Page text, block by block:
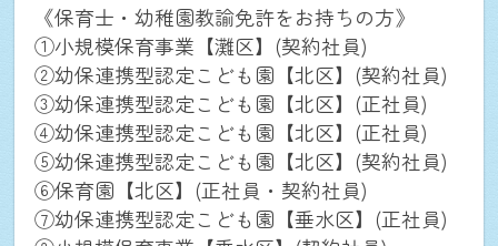
《保育士・幼稚園教諭免許をお持ちの方》
①小規模保育事業【灘区】(契約社員)
②幼保連携型認定こども園【北区】(契約社員)
③幼保連携型認定こども園【北区】(正社員)
④幼保連携型認定こども園【北区】(正社員)
⑤幼保連携型認定こども園【北区】(契約社員)
⑥保育園【北区】(正社員・契約社員)
⑦幼保連携型認定こども園【垂水区】(正社員)